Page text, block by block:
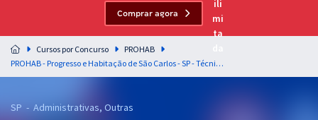
Residências Multiprofissionais
Preparação completa e intensiva para as principais
residências em saúde do Brasil
Comprar agora
Cursos por Concurso
PROHAB
PROHAB - Progresso e Habitação de São Carlos - SP - Técnico Contábil
SP - Administrativas, Outras